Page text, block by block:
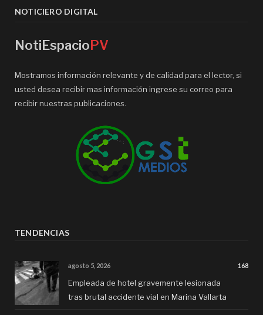
NOTICIERO DIGITAL
NotiEspacioPV
Mostramos información relevante y de calidad para el lector, si
usted desea recibir mas información ingrese su correo para
recibir nuestras publicaciones.
TENDENCIAS
agosto 5, 2026 168
Empleada de hotel gravemente lesionada
tras brutal accidente vial en Marina Vallarta